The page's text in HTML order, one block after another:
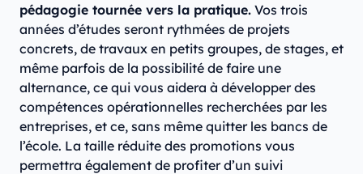
pédagogie tournée vers la pratique. Vos trois
années d’études seront rythmées de projets
concrets, de travaux en petits groupes, de stages, et
même parfois de la possibilité de faire une
alternance, ce qui vous aidera à développer des
compétences opérationnelles recherchées par les
entreprises, et ce, sans même quitter les bancs de
l’école. La taille réduite des promotions vous
permettra également de profiter d’un suivi